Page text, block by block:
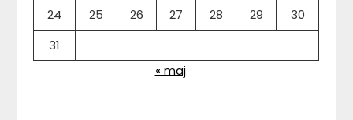
24
25 26 27 28 29
30
31
« maj